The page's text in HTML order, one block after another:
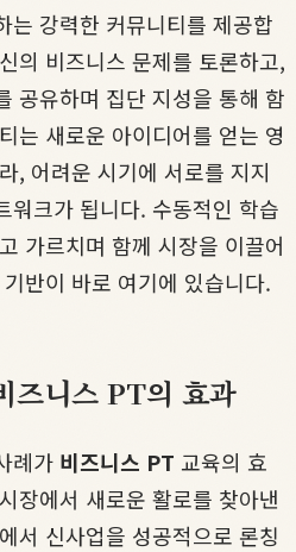
는 강력한 커뮤니티를 제공합
의 비즈니스 문제를 토론하고,
공유하며 집단 지성을 통해 함
는 새로운 아이디어를 얻는 영
, 어려운 시기에 서로를 지지
워크가 됩니다. 수동적인 학습
가르치며 함께 시장을 이끌어
반이 바로 여기에 있습니다.
즈니스 PT의 효과
례가 비즈니스 PT 교육의 효
장에서 새로운 활로를 찾아낸
서 신사업을 성공적으로 론칭